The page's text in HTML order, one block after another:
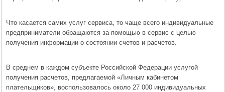
Что касается самих услуг сервиса, то чаще всего индивидуальные
предприниматели обращаются за помощью в сервис с целью
получения информации о состоянии счетов и расчетов.
В среднем в каждом субъекте Российской Федерации услугой
получения расчетов, предлагаемой «Личным кабинетом
плательщиков», воспользовалось около 27 000 индивидуальных